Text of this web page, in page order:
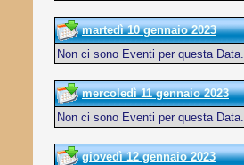
martedì 10 gennaio 2023
Non ci sono Eventi per questa Data.
mercoledì 11 gennaio 2023
Non ci sono Eventi per questa Data.
giovedì 12 gennaio 2023